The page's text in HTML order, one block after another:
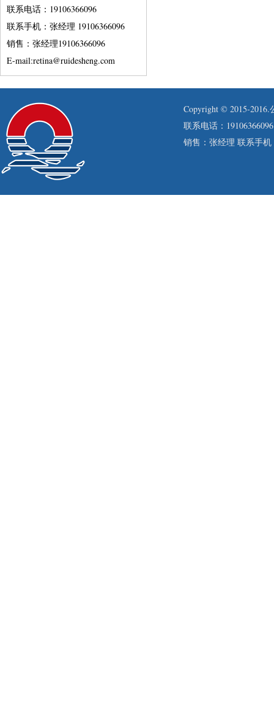
联系电话：19106366096
联系手机：张经理 19106366096
销售：张经理19106366096
E-mail:retina@ruidesheng.com
Copyright © 2015-
联系电话：19106366096
销售：张经理 联系手